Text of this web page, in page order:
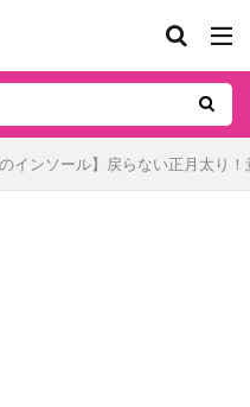
のインソール】戻らない正月太り